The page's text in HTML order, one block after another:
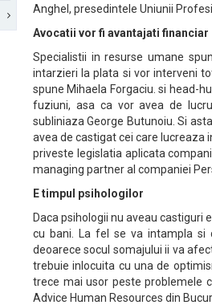
Anghel, presedintele Uniunii
Avocatii vor fi avantajati financiar
Specialistii in resurse umane
intarzieri la plata si vor interveni
spune Mihaela Forgaciu. si head-
fuziuni, asa ca vor avea de
subliniaza George Butunoiu. Si
avea de castigat cei care lucreaza
priveste legislatia aplicata
managing partner al companiei
E timpul psihologilor
Daca psihologii nu aveau castiguri
cu bani. La fel se va intampla si
deoarece socul somajului ii va
trebuie inlocuita cu una de
trece mai usor peste problemele
Advice Human Resources din